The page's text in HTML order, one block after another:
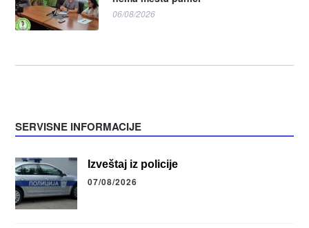
06/08/2026
SERVISNE INFORMACIJE
Izveštaj iz policije
07/08/2026